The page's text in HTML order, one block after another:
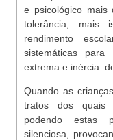
e psicológico mais
tolerância, mais
rendimento
sistemáticas
extrema e inércia:
Quando as
tratos dos quais
podendo estas
silenciosa,